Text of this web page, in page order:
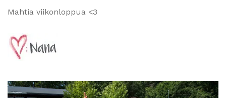
Mahtia viikonloppua <3